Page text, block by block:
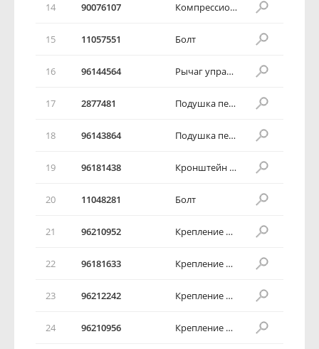
14 90076107 Компрессионная пружина
15 11057551 Болт
16 96144564 Рычаг управления акселератора
17 2877481 Подушка педали акселератора
18 96143864 Подушка педали акселератора
19 96181438 Кронштейн акселератора
20 11048281 Болт
21 96210952 Крепление педали в сборе
22 96181633 Крепление педали в сборе
23 96212242 Крепление педали в сборе
24 96210956 Крепление педали в сборе